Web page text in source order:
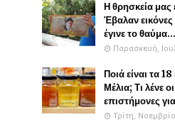
Η θρησκεία μας
Έβαλαν εικόνες
έγινε το θαύμα...
Παρασκευή,
Ποιά είναι τα
Μέλια; Τι λένε
επιστήμονες
Τρίτη,